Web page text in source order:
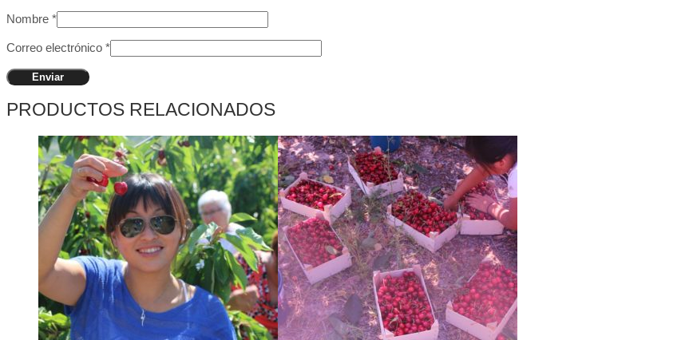
Nombre *
Correo electrónico *
PRODUCTOS RELACIONADOS